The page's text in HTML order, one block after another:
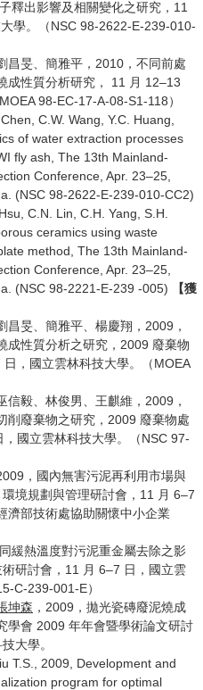
釋出影響及相關變化之研究，11
學。（NSC 98-2622-E-239-010-
昌旻、簡雅平，2010，不同前處
成性質分析研究， 11 月 12–13
98-EC-17-A-08-S1-118）
Chen, C.W. Wang, Y.C. Huang,
of water extraction processes
fly ash, The 13th Mainland-
Conference, Apr. 23–25,
(NSC 98-2622-E-239-010-CC2)
C.N. Lin, C.H. Yang, S.H.
ceramics using waste
method, The 13th Mainland-
Conference, Apr. 23–25,
(NSC 98-2221-E-239 -005)
【獲
昌旻、簡雅平、楊慶翔，2009，
成性質分析之研究，2009 廢棄物
，國立雲林科技大學。（MOEA
信毅、林俊男、王麒維，2009，
削廢棄物之研究，2009 廢棄物處
國立雲林科技大學。（NSC 97-
，國內無害污泥再利用市場與
境規劃與管理研討會，11 月 6–7
濟部技術處協助關懷中小企業
緩熱溫度對污泥重金屬去除之影
研討會，11 月 6–7 日，國立雲
C-239-001-E）
坤森 ，2009，拋光瓷磚廢泥燒成
學會 2009 年年會暨學術論文研討
大學。
T.S., 2009, Development and
program for optimal